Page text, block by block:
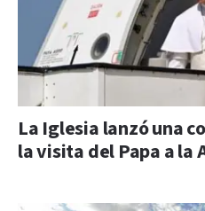
La Iglesia lanzó una
la visita del Papa a la